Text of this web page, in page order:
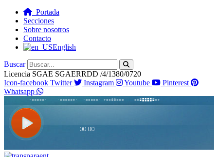
Portada
Secciones
Sobre nosotros
Contacto
English
Buscar
Licencia SGAE SGAERRDD /4/1380/0720
Icon-facebook Twitter Instagram Youtube
Pinterest
Whatsapp